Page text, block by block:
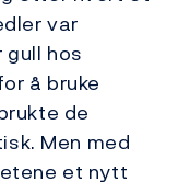
var
hos
å bruke
de
Men med
et nytt